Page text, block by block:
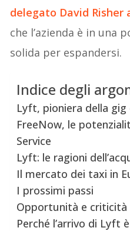
delegato David Risher
che l’azienda è in una
solida per espandersi.
Indice degli
Lyft, pioniera della gig
FreeNow, le
Service
Lyft: le ragioni
Il mercato dei taxi in
I prossimi passi
Opportunità e criticità
Perché l’arrivo di Lyft